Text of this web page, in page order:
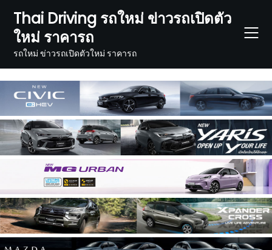
content
Thai Driving รถใหม่ ข่าวรถเปิดตัว
ใหม่ ราคารถ
รถใหม่ ข่าวรถเปิดตัวใหม่ ราคารถ